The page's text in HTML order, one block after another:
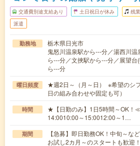
交通費別途支給あり 土日祝日が休み 残業
派遣
勤務地
栃木県日光市
鬼怒川温泉駅から---分／湯西川
ら---分／文挾駅から---分／展望
ら---分
曜日頻度
★週2日～（月～日） ※希望のシ
日の組み合わせや固定も可）
時間
★【日勤のみ】1日5時間～OK！
14:0010:00～15:0012:00～1…
期間
【急募】即日勤務OK！中旬～
お試し2カ月～のスタートも歓迎！